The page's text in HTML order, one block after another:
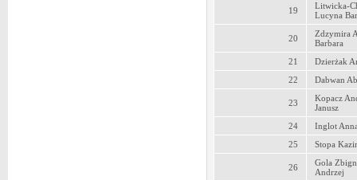
19
Litwicka-
Lucyna
20
Zdzymira
Barbara
21
Dzierżak
22
Dabwan
23
Kopacz
Janusz
24
Inglot
25
Stopa
26
Gola
Andrzej